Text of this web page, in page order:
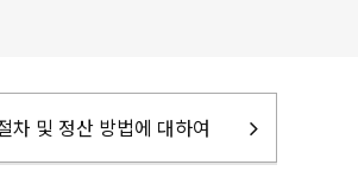
차 및 정산 방법에 대하여